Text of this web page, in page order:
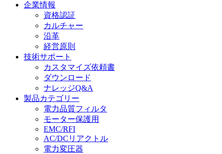
企業情報
資格認証
カルチャー
沿革
経営原則
技術サポート
カスタマイズ依頼書
ダウンロード
ナレッジQ&A
製品カテゴリー
電力品質フィルタ
モーター保護用
EMC/RFI
AC/DCリアクトル
電力変圧器